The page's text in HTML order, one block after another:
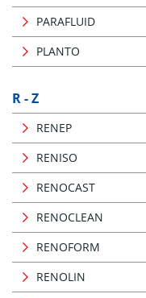
PARAFLUID
PLANTO
R - Z
RENEP
RENISO
RENOCAST
RENOCLEAN
RENOFORM
RENOLIN